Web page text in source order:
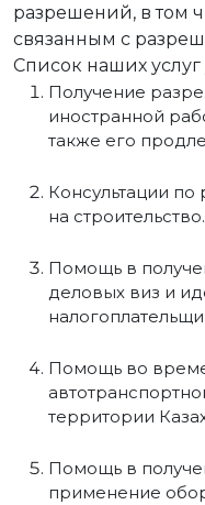
разрешений, в том
связанным с
Список наших услуг
Получение
иностранной
также его
Консультации
на строительство.
Помощь в
деловых виз и
Помощь во
территории
Помощь в
применение